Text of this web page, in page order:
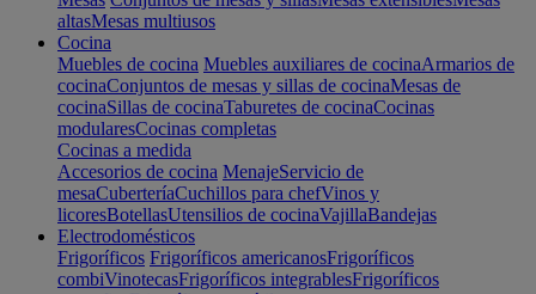
altasMesas multiusos
Cocina
Muebles de cocina Muebles auxiliares de cocinaArmarios de
cocinaConjuntos de mesas y sillas de cocinaMesas de
cocinaSillas de cocinaTaburetes de cocinaCocinas
modularesCocinas completas
Cocinas a medida
Accesorios de cocina MenajeServicio de
mesaCuberteríaCuchillos para chefVinos y
licoresBotellasUtensilios de cocinaVajillaBandejas
Electrodomésticos
Frigoríficos Frigoríficos americanosFrigoríficos
combiVinotecasFrigoríficos integrablesFrigoríficos